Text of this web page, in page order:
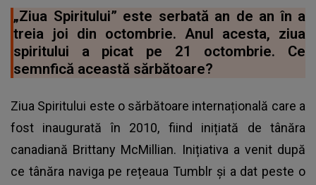
„Ziua Spiritului” este serbată an de an în a
treia joi din octombrie. Anul acesta, ziua
spiritului a picat pe 21 octombrie. Ce
semnfică această sărbătoare?
Ziua Spiritului este o sărbătoare internațională care a
fost inaugurată în 2010, fiind inițiată de tânăra
canadiană Brittany McMillian. Inițiativa a venit după
ce tânăra naviga pe rețeaua Tumblr și a dat peste o